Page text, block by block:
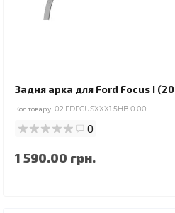
Задня арка для Ford Focus I
Код товару: 02.FDFCUSXXX1.5HB.0.00
0
1 590.00 грн.